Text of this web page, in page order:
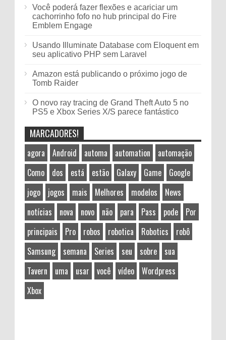
Você poderá fazer flexões e acariciar um
cachorrinho fofo no hub principal do Fire
Emblem Engage
Usando Illuminate Database com Eloquent em
seu aplicativo PHP sem Laravel
Amazon está publicando o próximo jogo de
Tomb Raider
O novo ray tracing de Grand Theft Auto 5 no
PS5 e Xbox Series X/S parece fantástico
MARCADORES!
agora Android automa automation
automação
Como
dos está estão Galaxy Game
Google
jogo
jogos mais Melhores modelos
News
notícias
nova novo não para Pass pode
Por
principais
Pro robos robotica Robotics
robô
Samsung
semana Series seu sobre
sua
Tavern
uma usar você vídeo
Wordpress
Xbox